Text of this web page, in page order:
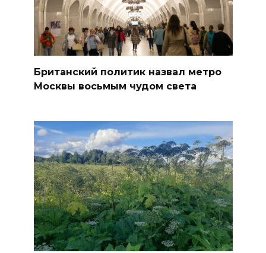
Британский политик назвал метро
Москвы восьмым чудом света